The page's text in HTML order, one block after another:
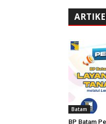
Batam
BP Batam